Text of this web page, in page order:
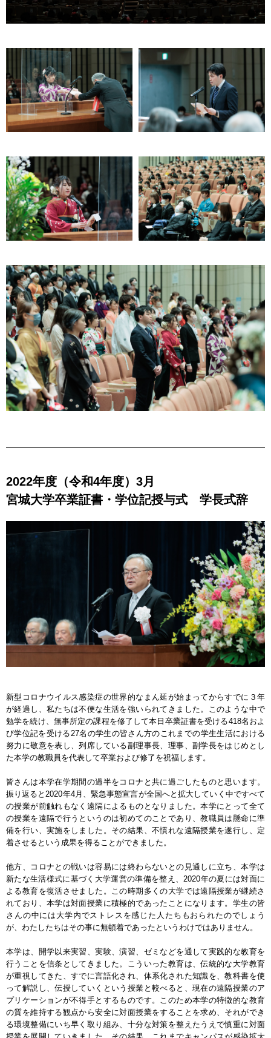
2022年度（令和4年度）3月
宮城大学卒業証書・学位記授与式 学長式辞
新型コロナウイルス感染症の世界的なまん延が始まってからすでに３年
が経過し、私たちは不便な生活を強いられてきました。このような中で
勉学を続け、無事所定の課程を修了して本日卒業証書を受ける418名およ
び学位記を受ける27名の学生の皆さん方のこれまでの学生生活における
努力に敬意を表し、列席している副理事長、理事、副学長をはじめとし
た本学の教職員を代表して卒業および修了を祝福します。
皆さんは本学在学期間の過半をコロナと共に過ごしたものと思います。
振り返ると2020年4月、緊急事態宣言が全国へと拡大していく中ですべて
の授業が前触れもなく遠隔によるものとなりました。本学にとって全て
の授業を遠隔で行うというのは初めてのことであり、教職員は懸命に準
備を行い、実施をしました。その結果、不慣れな遠隔授業を遂行し、定
着させるという成果を得ることができました。
他方、コロナとの戦いは容易には終わらないとの見通しに立ち、本学は
新たな生活様式に基づく大学運営の準備を整え、2020年の夏には対面に
よる教育を復活させました。この時期多くの大学では遠隔授業が継続さ
れており、本学は対面授業に積極的であったことになります。学生の皆
さんの中には大学内でストレスを感じた人たちもおられたのでしょう
が、わたしたちはその事に無頓着であったというわけではありません。
本学は、開学以来実習、実験、演習、ゼミなどを通して実践的な教育を
行うことを信条としてきました。こういった教育は、伝統的な大学教育
が重視してきた、すでに言語化され、体系化された知識を、教科書を使
って解説し、伝授していくという授業と較べると、現在の遠隔授業のア
プリケーションが不得手とするものです。このため本学の特徴的な教育
の質を維持する観点から安全に対面授業をすることを求め、それができ
る環境整備にいち早く取り組み、十分な対策を整えたうえで慎重に対面